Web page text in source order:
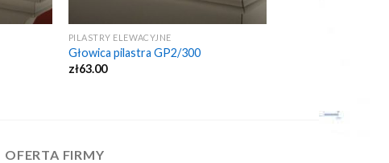
PILASTRY ELEWACYJNE
Głowica pilastra GP2/300
zł63.00
OFERTA FIRMY